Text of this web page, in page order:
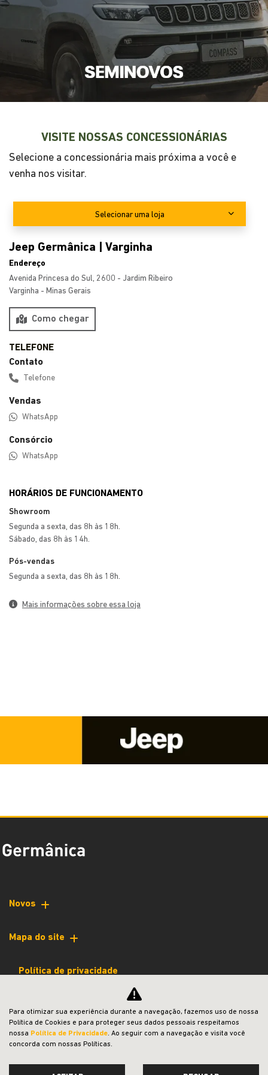
RENEGADE
A partir de
R$ 129.990,00
ENTRE EM CONTATO CONOSCO
Preencha o formulário abaixo que entraremos em
Preferência de contato:
Whatsapp
comunicações da concessionária.
Para otimizar sua experiência durante a navegação, fazemos uso de nossa
Política de Cookies e para proteger seus dados pessoais respeitamos
nossa Política de Privacidade. Ao seguir com a navegação e visita você
concorda com nossas Políticas.